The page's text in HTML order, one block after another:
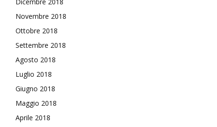
Novembre 2018
Ottobre 2018
Settembre 2018
Agosto 2018
Luglio 2018
Giugno 2018
Maggio 2018
Aprile 2018